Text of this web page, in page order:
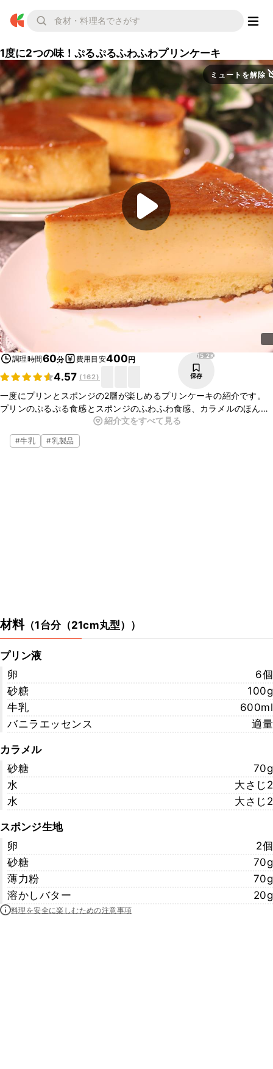
1度に2つの味！ぷるぷるふわふわプリンケーキ
ミュートを解除
調理時間60分 費用目安400円
4.57 (162)
15.2K
保存
一度にプリンとスポンジの2層が楽しめるプリンケーキの紹介です。
プリンのぷるぷる食感とスポンジのふわふわ食感、カラメルのほんの
り苦い味がたまりません。お好みで生クリームを添えてお召し上がり
ください。パーティーやギフトにもオススメですよ。
紹介文をすべて見る
#牛乳 #乳製品
材料（1台分（21cm丸型） ）
プリン液
卵
6個
砂糖
100g
牛乳
600ml
バニラエッセンス
適量
カラメル
砂糖
70g
水
大さじ2
水
大さじ2
スポンジ生地
卵
2個
砂糖
70g
薄力粉
70g
溶かしバター
20g
料理を安全に楽しむための注意事項